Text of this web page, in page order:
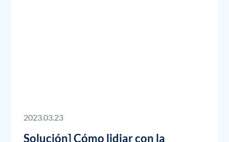
2023.03.23
Solución] Cómo lidiar con la